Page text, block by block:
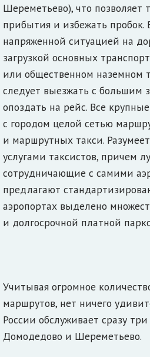
Шереметьево), что позволяет
прибытия и избежать пробок.
напряженной ситуацией на
загрузкой основных
или общественном наземном
следует выезжать с большим
опоздать на рейс. Все
с городом целой сетью
и маршрутных такси.
услугами таксистов, причем
сотрудничающие с самими
предлагают
аэропортах выделено
и долгосрочной платной
Учитывая огромное
маршрутов, нет ничего
России обслуживает сразу
Домодедово и Шереметьево.